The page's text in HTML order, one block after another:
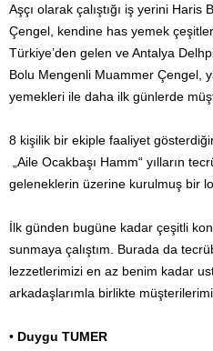
Aşçı olarak çalıştığı iş yerini
Çengel, kendine has yemek
Türkiye’den gelen ve Antalya
Bolu Mengenli Muammer Çengel,
yemekleri ile daha ilk günlerde
8 kişilik bir ekiple faaliyet
„Aile Ocakbaşı Hamm“ yılların
geleneklerin üzerine kurulmuş bir
İlk günden bugüne kadar çeşitli
sunmaya çalıştım. Burada da
lezzetlerimizi en az benim kadar
arkadaşlarımla birlikte
• Duygu TUMER